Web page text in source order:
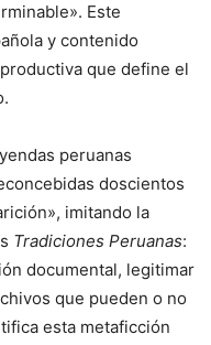
Este
y contenido
que define el
peruanas
doscientos
imitando la
Tradiciones Peruanas:
documental, legitimar
que pueden o no
esta metaficción